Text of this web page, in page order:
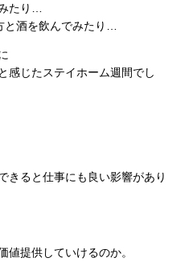
たり…
酒を飲んでみたり…
感じたステイホーム週間でし
きると仕事にも良い影響があり
値提供していけるのか。